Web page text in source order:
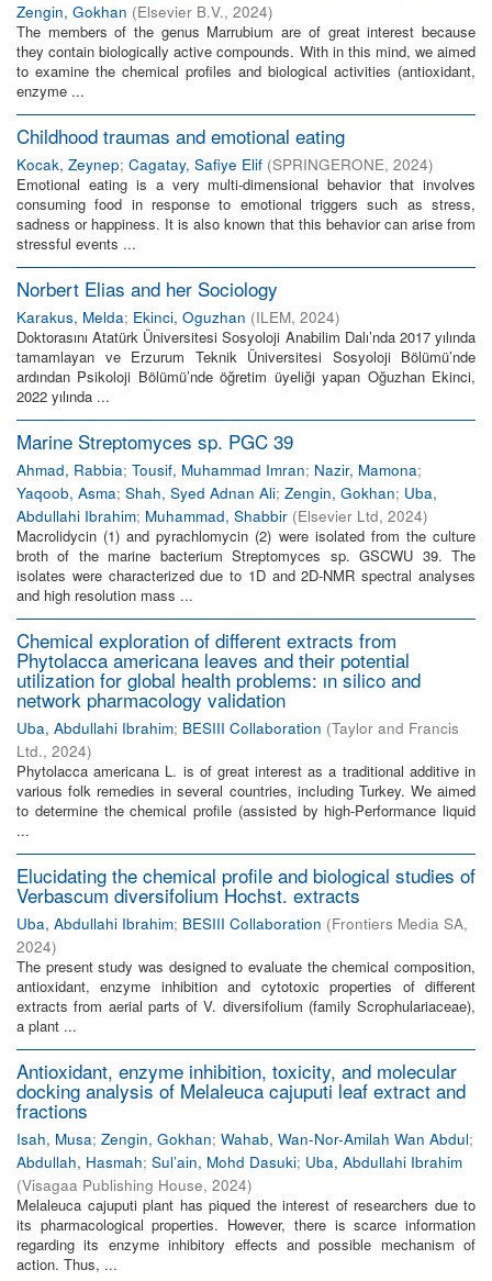
Zengin, Gokhan (Elsevier B.V., 2024)
The members of the genus Marrubium are of great interest because
they contain biologically active compounds. With in this mind, we aimed
to examine the chemical profiles and biological activities (antioxidant,
enzyme ...
Childhood traumas and emotional eating
Kocak, Zeynep; Cagatay, Safiye Elif (SPRINGERONE, 2024)
Emotional eating is a very multi-dimensional behavior that involves
consuming food in response to emotional triggers such as stress,
sadness or happiness. It is also known that this behavior can arise from
stressful events ...
Norbert Elias and her Sociology
Karakus, Melda; Ekinci, Oguzhan (ILEM, 2024)
Doktorasını Atatürk Üniversitesi Sosyoloji Anabilim Dalı’nda 2017 yılında
tamamlayan ve Erzurum Teknik Üniversitesi Sosyoloji Bölümü’nde
ardından Psikoloji Bölümü’nde öğretim üyeliği yapan Oğuzhan Ekinci,
2022 yılında ...
Marine Streptomyces sp. PGC 39
Ahmad, Rabbia; Tousif, Muhammad Imran; Nazir, Mamona;
Yaqoob, Asma; Shah, Syed Adnan Ali; Zengin, Gokhan; Uba,
Abdullahi Ibrahim; Muhammad, Shabbir (Elsevier Ltd, 2024)
Macrolidycin (1) and pyrachlomycin (2) were isolated from the culture
broth of the marine bacterium Streptomyces sp. GSCWU 39. The
isolates were characterized due to 1D and 2D-NMR spectral analyses
and high resolution mass ...
Chemical exploration of different extracts from
Phytolacca americana leaves and their potential
utilization for global health problems: ın silico and
network pharmacology validation
Uba, Abdullahi Ibrahim; BESIII Collaboration (Taylor and Francis
Ltd., 2024)
Phytolacca americana L. is of great interest as a traditional additive in
various folk remedies in several countries, including Turkey. We aimed
to determine the chemical profile (assisted by high-Performance liquid
...
Elucidating the chemical profile and biological studies of
Verbascum diversifolium Hochst. extracts
Uba, Abdullahi Ibrahim; BESIII Collaboration (Frontiers Media SA,
2024)
The present study was designed to evaluate the chemical composition,
antioxidant, enzyme inhibition and cytotoxic properties of different
extracts from aerial parts of V. diversifolium (family Scrophulariaceae),
a plant ...
Antioxidant, enzyme inhibition, toxicity, and molecular
docking analysis of Melaleuca cajuputi leaf extract and
fractions
Isah, Musa; Zengin, Gokhan; Wahab, Wan-Nor-Amilah Wan Abdul;
Abdullah, Hasmah; Sul’ain, Mohd Dasuki; Uba, Abdullahi Ibrahim
(Visagaa Publishing House, 2024)
Melaleuca cajuputi plant has piqued the interest of researchers due to
its pharmacological properties. However, there is scarce information
regarding its enzyme inhibitory effects and possible mechanism of
action. Thus, ...